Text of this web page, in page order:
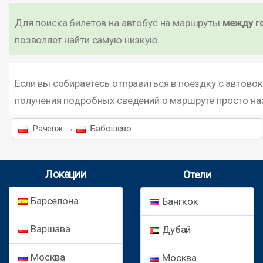
Для поиска билетов на автобус на маршруты между
позволяет найти самую низкую.
Если вы собираетесь отправиться в поездку с
получения подробных сведений о маршруте просто
Раченж → Бабошево
Локации
Барселона
Варшава
Москва
Отели
Бангкок
Дубай
Москва